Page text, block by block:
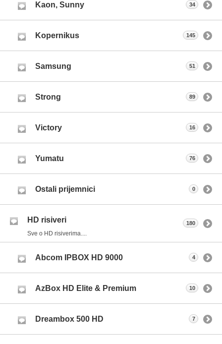
Kaon, Sunny 34
Kopernikus 145
Samsung 51
Strong 89
Victory 16
Yumatu 76
Ostali prijemnici 0
HD risiveri
Sve o HD risiverima....
180
Abcom IPBOX HD 9000 4
AzBox HD Elite & Premium 10
Dreambox 500 HD 7